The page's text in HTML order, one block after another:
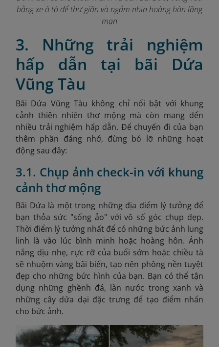
bằng xe ô tô để thư giãn và ngắm nhìn hoàng hôn lãng
mạn
3. Những trải nghiệm
hấp dẫn tại bãi Dứa
Vũng Tàu
Bãi Dứa Vũng Tàu không chỉ nổi bật với khung
cảnh thiên nhiên thơ mộng mà còn mang đến
nhiều trải nghiệm hấp dẫn. Để chuyến đi của bạn
thêm phần đáng nhớ, đừng bỏ lỡ những hoạt
động sau đây:
3.1. Chụp ảnh check-in với khung
cảnh thơ mộng
Bãi Dứa là một trong những địa điểm lý tưởng để
bạn thỏa sức "sống ảo" với vô số góc chụp đẹp.
Thời điểm lý tưởng nhất để có những bức ảnh lung
linh là vào lúc bình minh hoặc hoàng hôn. Ánh
nắng dịu nhẹ, rực rỡ của buổi sớm hoặc chiều tà
sẽ nhuộm vàng bãi biển, tạo nên phông nền tuyệt
đẹp cho những bức hình của bạn. Bạn có thể tận
dụng những ghềnh đá, làn nước trong xanh và
những cây dứa dại đặc trưng để tạo điểm nhấn
cho bức ảnh.